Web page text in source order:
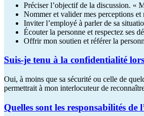
Préciser l’objectif de la discussion. «
Nommer et valider mes perceptions
Inviter l’employé à parler de sa
Écouter la personne et respectez ses
Offrir mon soutien et référer la
Suis-je tenu à la confidentialité
Oui, à moins que sa sécurité ou celle de
permettrait à mon interlocuteur de
Quelles sont les responsabilités